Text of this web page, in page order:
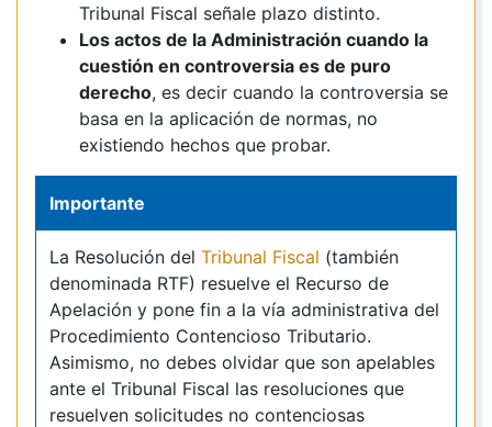
Tribunal Fiscal señale plazo distinto.
Los actos de la Administración cuando la
cuestión en controversia es de puro
derecho, es decir cuando la controversia se
basa en la aplicación de normas, no
existiendo hechos que probar.
Importante
La Resolución del Tribunal Fiscal (también
denominada RTF) resuelve el Recurso de
Apelación y pone fin a la vía administrativa del
Procedimiento Contencioso Tributario.
Asimismo, no debes olvidar que son apelables
ante el Tribunal Fiscal las resoluciones que
resuelven solicitudes no contenciosas